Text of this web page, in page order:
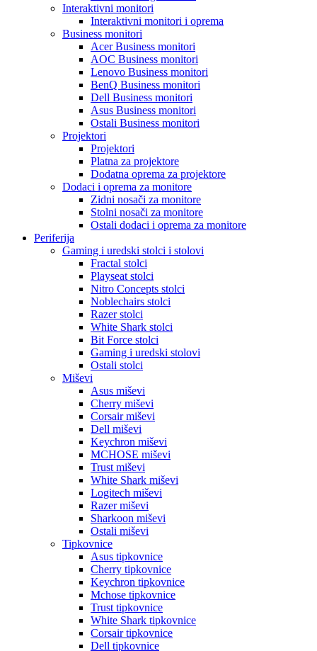
Interaktivni monitori
Interaktivni monitori i oprema
Business monitori
Acer Business monitori
AOC Business monitori
Lenovo Business monitori
BenQ Business monitori
Dell Business monitori
Asus Business monitori
Ostali Business monitori
Projektori
Projektori
Platna za projektore
Dodatna oprema za projektore
Dodaci i oprema za monitore
Zidni nosači za monitore
Stolni nosači za monitore
Ostali dodaci i oprema za monitore
Periferija
Gaming i uredski stolci i stolovi
Fractal stolci
Playseat stolci
Nitro Concepts stolci
Noblechairs stolci
Razer stolci
White Shark stolci
Bit Force stolci
Gaming i uredski stolovi
Ostali stolci
Miševi
Asus miševi
Cherry miševi
Corsair miševi
Dell miševi
Keychron miševi
MCHOSE miševi
Trust miševi
White Shark miševi
Logitech miševi
Razer miševi
Sharkoon miševi
Ostali miševi
Tipkovnice
Asus tipkovnice
Cherry tipkovnice
Keychron tipkovnice
Mchose tipkovnice
Trust tipkovnice
White Shark tipkovnice
Corsair tipkovnice
Dell tipkovnice